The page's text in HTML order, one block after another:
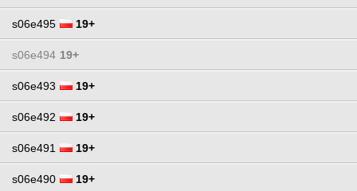
s06e495 19+
s06e494 19+
s06e493 19+
s06e492 19+
s06e491 19+
s06e490 19+